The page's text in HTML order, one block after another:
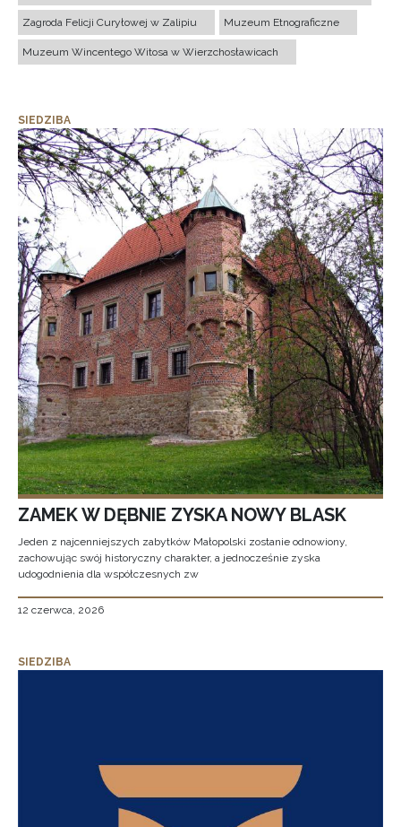
Zagroda Felicji Curyłowej w Zalipiu Muzeum Etnograficzne
Muzeum Wincentego Witosa w Wierzchosławicach
SIEDZIBA
ZAMEK W DĘBNIE ZYSKA NOWY BLASK
Jeden z najcenniejszych zabytków Małopolski zostanie odnowiony,
zachowując swój historyczny charakter, a jednocześnie zyska
udogodnienia dla współczesnych zw
12 czerwca, 2026
SIEDZIBA